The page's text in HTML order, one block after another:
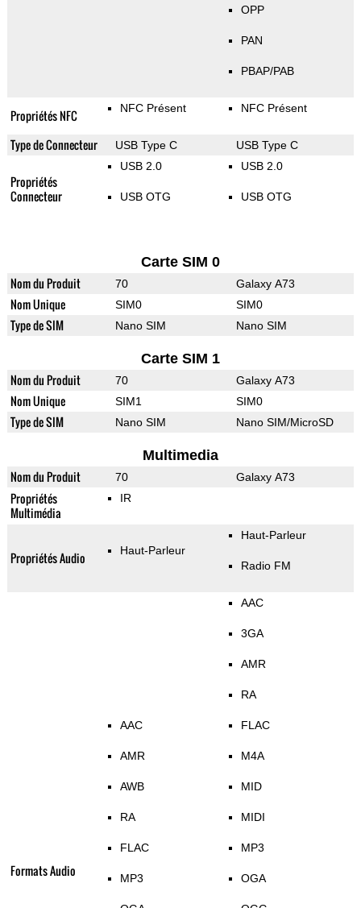
OPP
PAN
PBAP/PAB
Propriétés NFC NFC Présent NFC Présent
Type de Connecteur USB Type C USB Type C
Propriétés
Connecteur
USB 2.0
USB OTG
USB 2.0
USB OTG
Carte SIM 0
Nom du Produit 70 Galaxy A73
Nom Unique SIM0 SIM0
Type de SIM Nano SIM Nano SIM
Carte SIM 1
Nom du Produit 70 Galaxy A73
Nom Unique SIM1 SIM0
Type de SIM Nano SIM Nano SIM/MicroSD
Multimedia
Nom du Produit 70 Galaxy A73
Propriétés
Multimédia
IR
Propriétés Audio Haut-Parleur
Haut-Parleur
Radio FM
Formats Audio
AAC
AMR
AWB
RA
FLAC
MP3
AAC
3GA
AMR
RA
FLAC
M4A
MID
MIDI
MP3
OGA